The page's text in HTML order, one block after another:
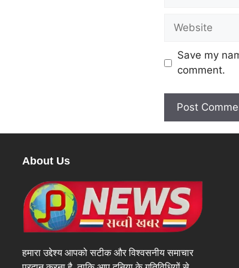
Save my
comment.
About Us
हमारा उद्देश्य आपको सटीक और विश्वसनीय समाचार